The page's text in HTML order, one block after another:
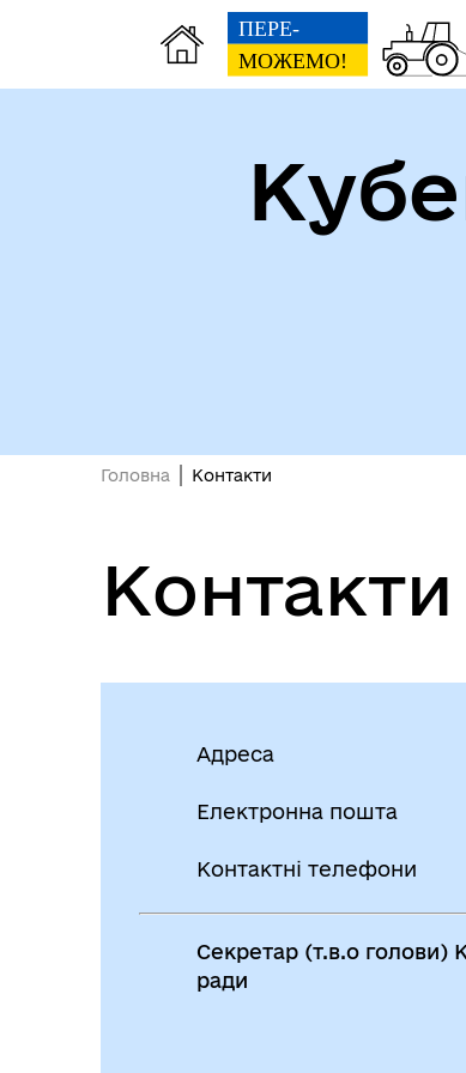
Головна Контакти
Контакти
Адреса
Електронна пошта
Контактні телефони
Секретар (т.в.о голови)
ради